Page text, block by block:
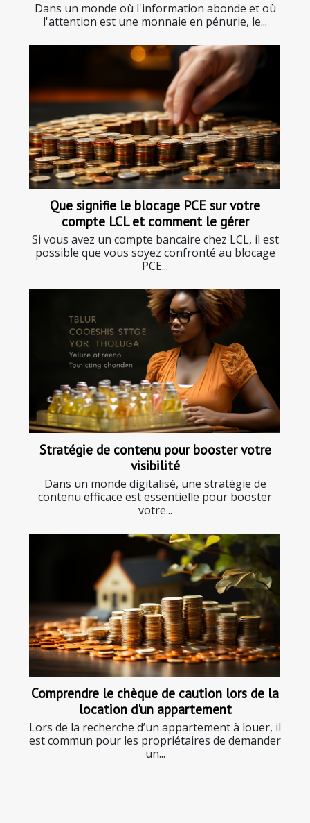
Dans un monde où l'information abonde et où
l'attention est une monnaie en pénurie, le...
Que signifie le blocage PCE sur votre
compte LCL et comment le gérer
Si vous avez un compte bancaire chez LCL, il est
possible que vous soyez confronté au blocage
PCE...
Stratégie de contenu pour booster votre
visibilité
Dans un monde digitalisé, une stratégie de
contenu efficace est essentielle pour booster
votre...
Comprendre le chèque de caution lors de la
location d'un appartement
Lors de la recherche d’un appartement à louer, il
est commun pour les propriétaires de demander
un...